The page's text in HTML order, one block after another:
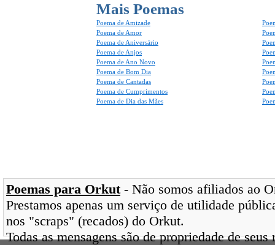
Mais Poemas
Poema de Amizade
Poema de Amor
Poema de Aniversário
Poema de Anjos
Poema de Ano Novo
Poema de Bom Dia
Poema de Cantadas
Poema de Cumprimentos
Poema de Dia das Mães
Poemas para Orkut- Não somos afiliados ao
Prestamos apenas um serviço de utilidade
nos "scraps" (recados) do Orkut.
Todas as mensagens são de propriedade de